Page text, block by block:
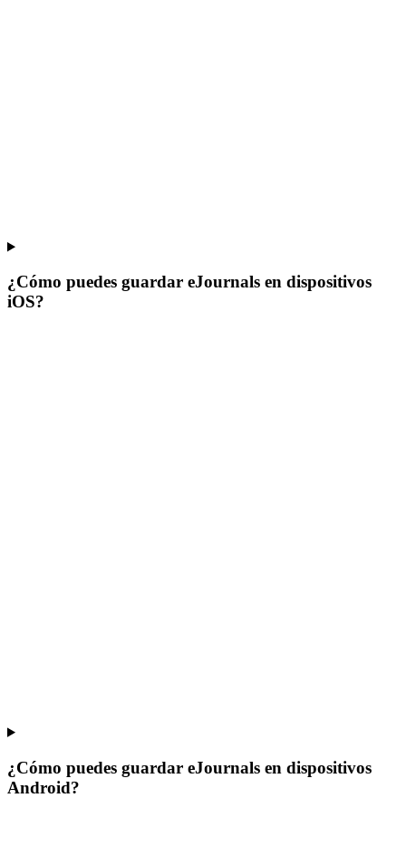
¿Cómo puedes guardar eJournals en dispositivos
iOS?
¿Cómo puedes guardar eJournals en dispositivos
Android?